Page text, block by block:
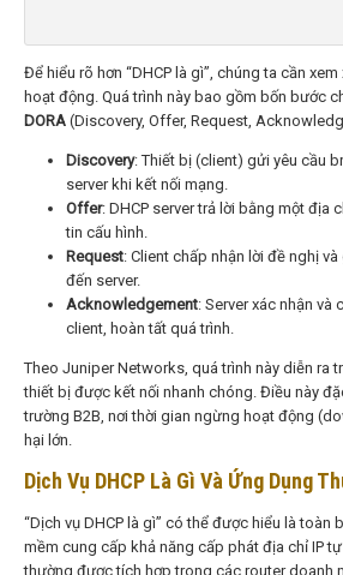
Để hiểu rõ hơn “DHCP là gì”, chúng ta cần
hoạt động. Quá trình này bao gồm bốn bước
DORA (Discovery, Offer, Request,
Discovery: Thiết bị (client) gửi yêu cầu
server khi kết nối mạng.
Offer: DHCP server trả lời bằng một địa
tin cấu hình.
Request: Client chấp nhận lời đề nghị
đến server.
Acknowledgement: Server xác nhận và
client, hoàn tất quá trình.
Theo Juniper Networks, quá trình này diễn ra
thiết bị được kết nối nhanh chóng. Điều này
trường B2B, nơi thời gian ngừng hoạt động
hại lớn.
Dịch Vụ DHCP Là Gì Và Ứng Dụng
“Dịch vụ DHCP là gì” có thể được hiểu là toàn
mềm cung cấp khả năng cấp phát địa chỉ IP
thường được tích hợp trong các router doanh